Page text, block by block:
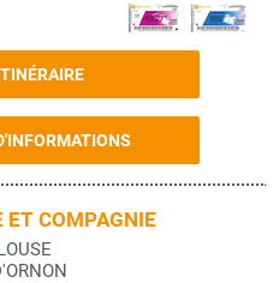
ET COMPAGNIE